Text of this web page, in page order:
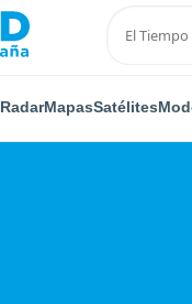
RadarMapasSatélites